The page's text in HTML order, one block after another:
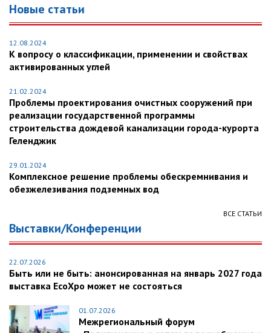
Новые статьи
12.08.2024
К вопросу о классификации, применении и свойствах
активированных углей
21.02.2024
Проблемы проектирования очистных сооружений при
реализации государственной программы
строительства дождевой канализации города-курорта
Геленджик
29.01.2024
Комплексное решение проблемы обескремнивания и
обезжелезивания подземных вод
ВСЕ СТАТЬИ
Выставки/Конференции
22.07.2026
Быть или не быть: анонсированная на январь 2027 года
выставка EcoXpo может не состояться
01.07.2026
Межрегиональный форум